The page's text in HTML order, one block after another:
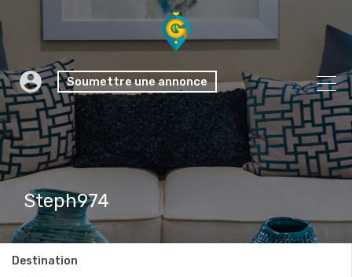
Soumettre une annonce
Steph974
Destination